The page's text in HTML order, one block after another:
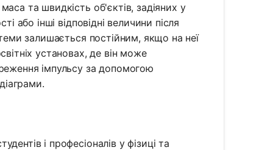
та швидкість об'єктів, задіяних у
або інші відповідні величини після
залишається постійним, якщо на неї
установах, де він може
імпульсу за допомогою
і професіоналів у фізиці та